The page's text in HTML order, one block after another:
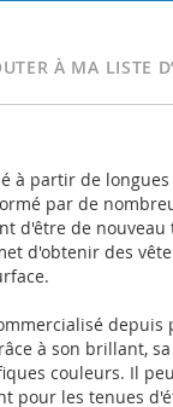
À MA LISTE
à partir de
par de
d'être de nouveau
d'obtenir des
à son brillant,
couleurs. Il
pour les tenues